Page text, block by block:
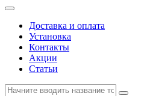
Доставка и оплата
Установка
Контакты
Акции
Статьи